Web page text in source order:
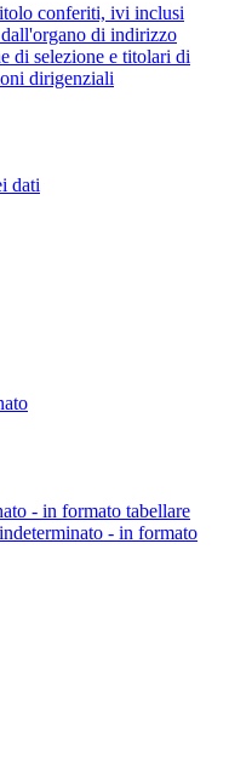
conferiti, ivi inclusi
di indirizzo
di selezione e titolari di
dirigenziali
dati
- in formato tabellare
- in formato